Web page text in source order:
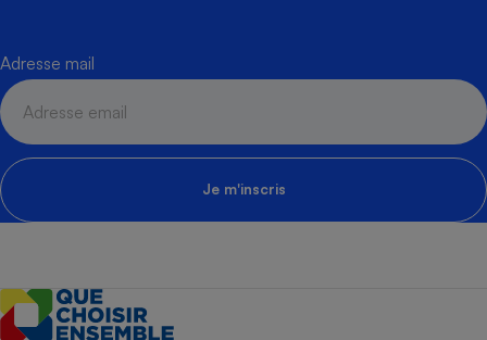
Adresse mail
Je m'inscris